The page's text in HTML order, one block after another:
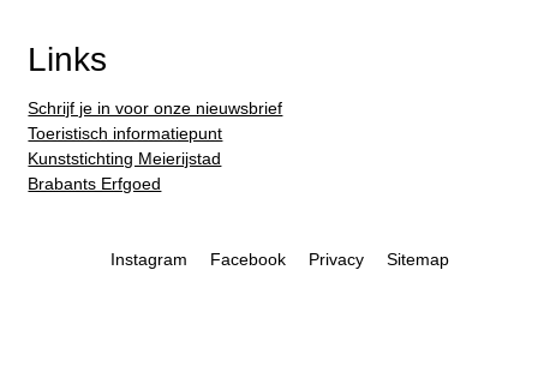
Links
Schrijf je in voor onze nieuwsbrief
Toeristisch informatiepunt
Kunststichting Meierijstad
Brabants Erfgoed
Instagram Facebook Privacy Sitemap